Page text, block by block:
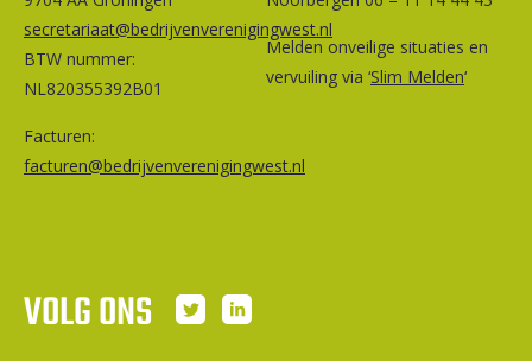
secretariaat@bedrijvenverenigingwest.nl
BTW nummer:
NL820355392B01
Facturen:
facturen@bedrijvenverenigingwest.nl
Melden onveilige situaties en
vervuiling via ‘Slim Melden‘
VOLG ONS